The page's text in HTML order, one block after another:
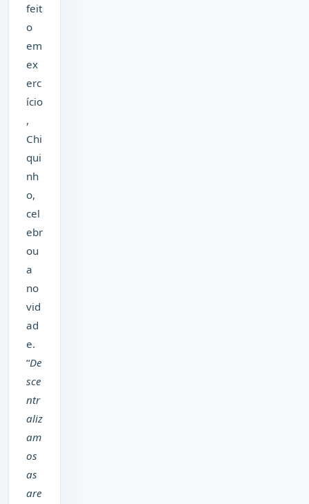
feit
o
em
ex
erc
ício
,
Chi
qui
nh
o,
cel
ebr
ou
a
no
vid
ad
e.
“De
sce
ntr
aliz
am
os
as
are